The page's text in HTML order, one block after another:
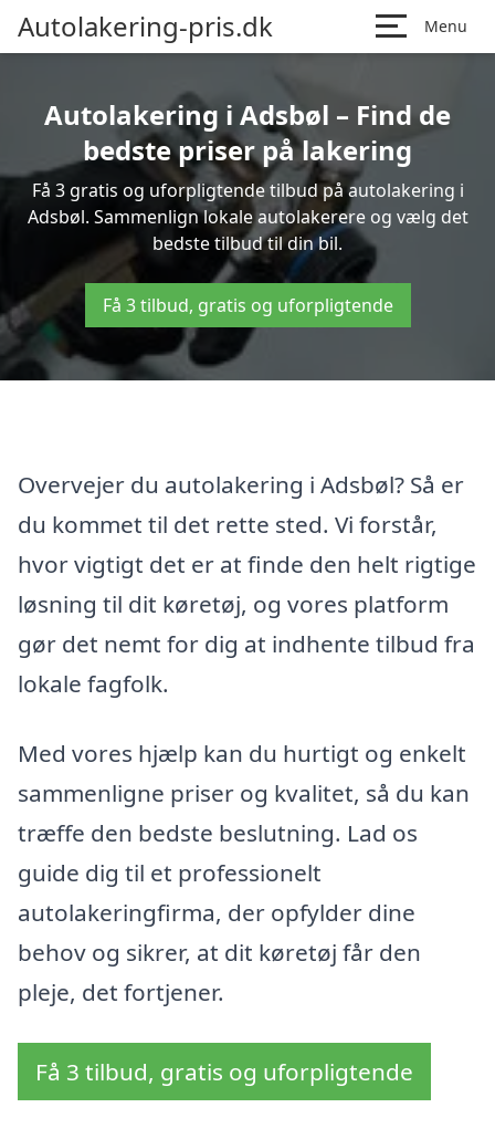
Autolakering-pris.dk Menu
Autolakering i Adsbøl – Find de
bedste priser på lakering
Få 3 gratis og uforpligtende tilbud på autolakering i
Adsbøl. Sammenlign lokale autolakerere og vælg det
bedste tilbud til din bil.
Få 3 tilbud, gratis og uforpligtende
Overvejer du autolakering i Adsbøl? Så er
du kommet til det rette sted. Vi forstår,
hvor vigtigt det er at finde den helt rigtige
løsning til dit køretøj, og vores platform
gør det nemt for dig at indhente tilbud fra
lokale fagfolk.
Med vores hjælp kan du hurtigt og enkelt
sammenligne priser og kvalitet, så du kan
træffe den bedste beslutning. Lad os
guide dig til et professionelt
autolakeringfirma, der opfylder dine
behov og sikrer, at dit køretøj får den
pleje, det fortjener.
Få 3 tilbud, gratis og uforpligtende